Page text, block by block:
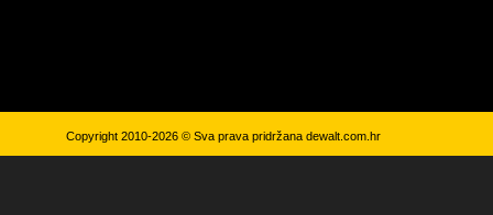
Copyright 2010-2026 © Sva prava pridržana dewalt.com.hr